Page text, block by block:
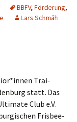
BBFV, Förderung,
Lars Schmäh
Trai­
statt. Das
Club e.V.
Fris­bee­